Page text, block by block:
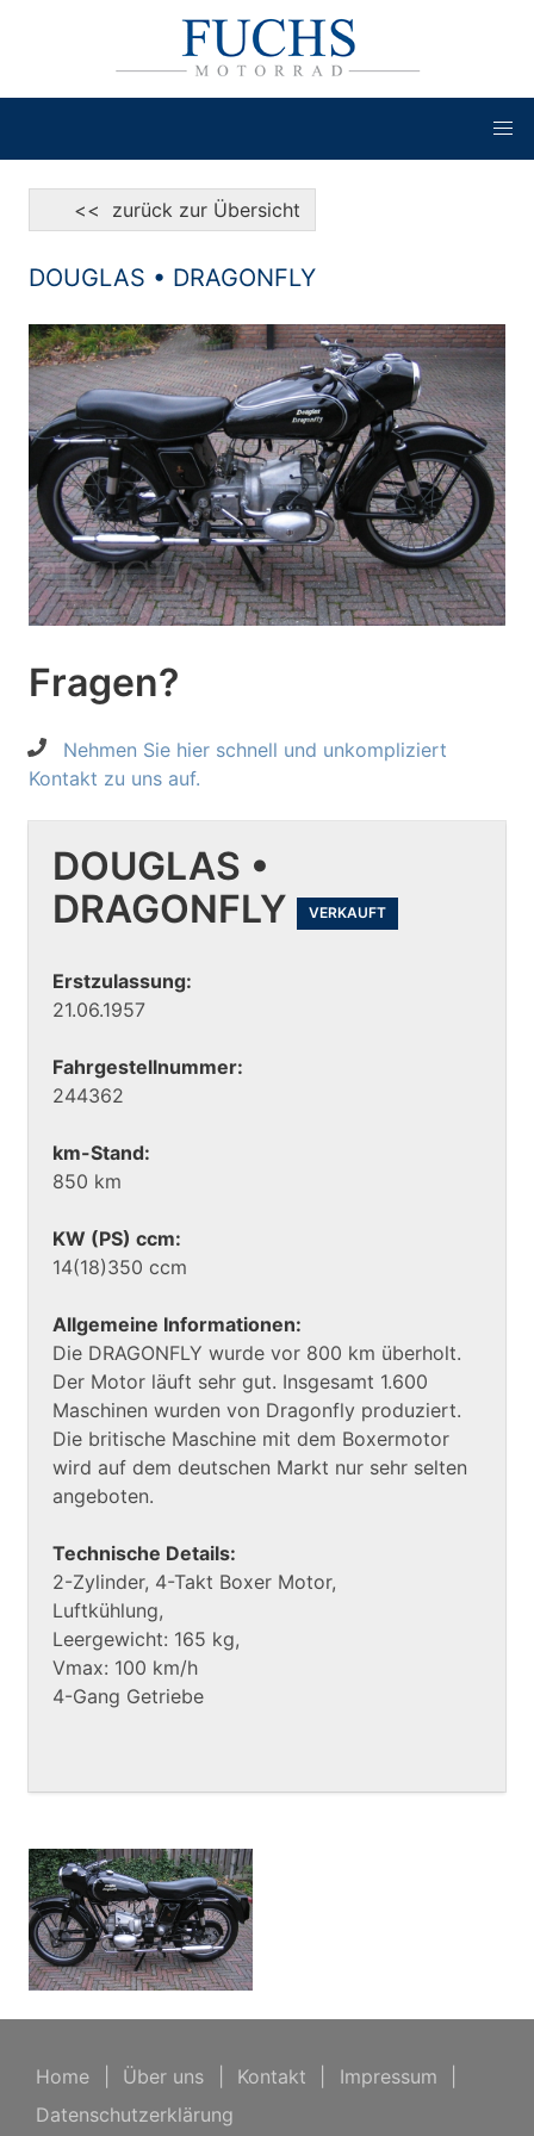
<< zurück zur Übersicht
DOUGLAS • DRAGONFLY
Fragen?
Nehmen Sie hier schnell und unkompliziert
Kontakt zu uns auf.
DOUGLAS •
DRAGONFLY
VERKAUFT
Erstzulassung:
21.06.1957
Fahrgestellnummer:
244362
km-Stand:
850 km
KW (PS) ccm:
14(18)350 ccm
Allgemeine Informationen:
Die DRAGONFLY wurde vor 800 km überholt.
Der Motor läuft sehr gut. Insgesamt 1.600
Maschinen wurden von Dragonfly produziert.
Die britische Maschine mit dem Boxermotor
wird auf dem deutschen Markt nur sehr selten
angeboten.
Technische Details:
2-Zylinder, 4-Takt Boxer Motor,
Luftkühlung,
Leergewicht: 165 kg,
Vmax: 100 km/h
4-Gang Getriebe
Home Über uns Kontakt Impressum
Datenschutzerklärung